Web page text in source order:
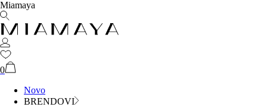
Miamaya
0
Novo
BRENDOVI